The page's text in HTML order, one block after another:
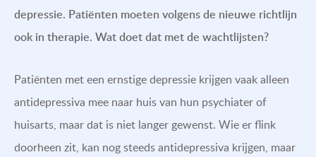
depressie. Patiënten moeten volgens de nieuwe richtlijn
ook in therapie. Wat doet dat met de wachtlijsten?
Patiënten met een ernstige depressie krijgen vaak alleen
antidepressiva mee naar huis van hun psychiater of
huisarts, maar dat is niet langer gewenst. Wie er flink
doorheen zit, kan nog steeds antidepressiva krijgen, maar